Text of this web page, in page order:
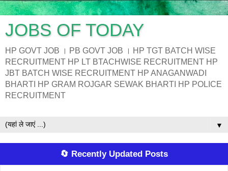
JOBS OF TODAY
HP GOVT JOB । PB GOVT JOB । HP TGT BATCH WISE
RECRUITMENT HP LT BTACHWISE RECRUITMENT HP
JBT BATCH WISE RECRUITMENT HP ANAGANWADI
BHARTI HP GRAM ROJGAR SEWAK BHARTI HP POLICE
RECRUITMENT
▼
🔄 Recently Updated Posts